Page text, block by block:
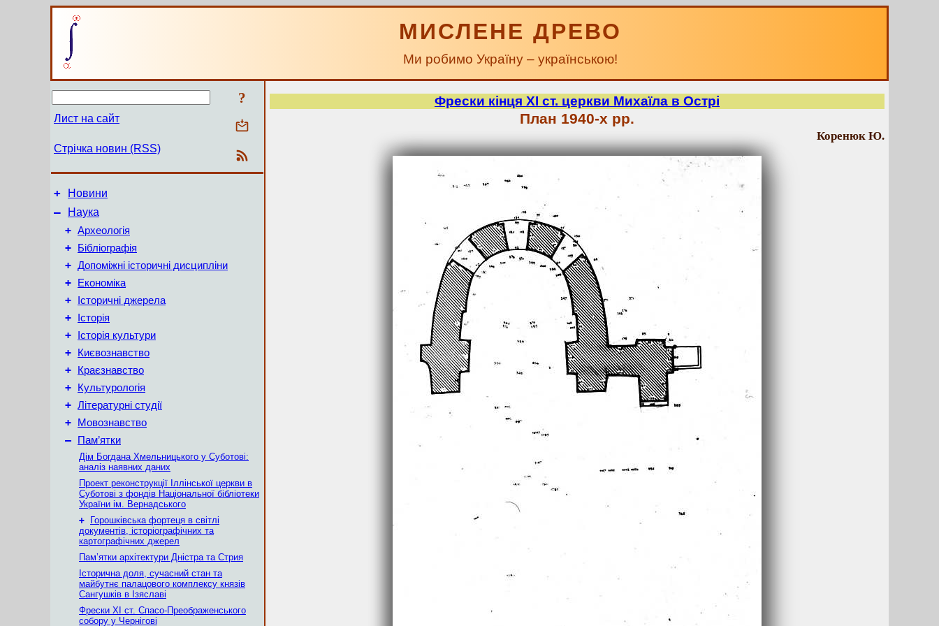
МИСЛЕНЕ ДРЕВО
Ми робимо Україну – українською!
?
Лист на сайт
Стрічка новин (RSS)
+ Новини
–
Наука
+ Археологія
+ Бібліографія
+ Допоміжні історичні дисципліни
+ Економіка
+ Історичні джерела
+ Історія
+ Історія культури
+ Києвознавство
+ Краєзнавство
+ Культурологія
+ Літературні студії
+ Мовознавство
– Пам’ятки
Дім Богдана Хмельницького у Суботові:
аналіз наявних даних
Проект реконструкції Іллінської церкви в
Суботові з фондів Національної бібліотеки
України ім. Вернадського
+
Горошківська фортеця в світлі
документів, історіографічних та
картографічних джерел
Пам’ятки архітектури Дністра та Стрия
Історична доля, сучасний стан та
майбутнє палацового комплексу князів
Сангушків в Ізяславі
Фрески ХІ ст. Спасо-Преображенського
собору у Чернігові
Фрески кінця ХІ ст. церкви Михаїла в Острі
План 1940-х рр.
Коренюк Ю.